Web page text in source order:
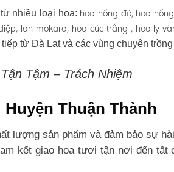
nhiều loại hoa: hoa hồng đỏ, hoa
lan mokara, hoa cúc trắng , hoa ly
từ Đà Lạt và các vùng chuyên
Tậm – Trách Nhiệm
Thuận Thành
lượng sản phẩm và đảm bảo sự
kết giao hoa tươi tận nơi đến tất